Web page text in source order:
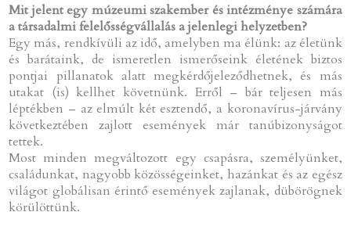
Mit jelent egy múzeumi szakember és intézménye számára
a társadalmi felelősségvállalás a jelenlegi helyzetben?
Egy más, rendkívüli az idő, amelyben ma élünk: az életünk
és barátaink, de ismeretlen ismerőseink életének biztos
pontjai pillanatok alatt megkérdőjeleződhetnek, és más
utakat (is) kellhet követnünk. Erről – bár teljesen más
léptékben – az elmúlt két esztendő, a koronavírus-járvány
következtében zajlott események már tanúbizonyságot
tettek.
Most minden megváltozott egy csapásra, személyünket,
családunkat, nagyobb közösségeinket, hazánkat és az egész
világot globálisan érintő események zajlanak, dübörögnek
körülöttünk.